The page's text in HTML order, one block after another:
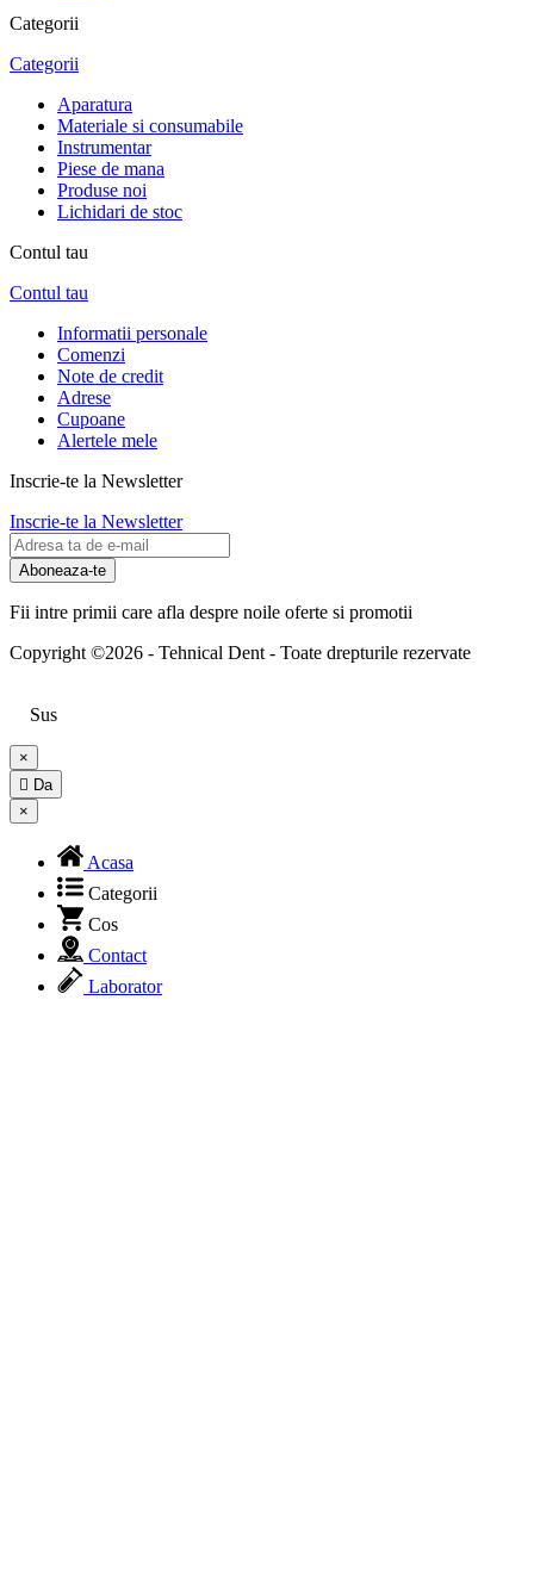
Categorii
Categorii
Aparatura
Materiale si consumabile
Instrumentar
Piese de mana
Produse noi
Lichidari de stoc
Contul tau
Contul tau
Informatii personale
Comenzi
Note de credit
Adrese
Cupoane
Alertele mele
Inscrie-te la Newsletter
Inscrie-te la Newsletter
Aboneaza-te
Fii intre primii care afla despre noile oferte si promotii
Copyright ©2026 - Tehnical Dent - Toate drepturile rezervate
Sus
×
 Da
×
Acasa
Categorii
Cos
Contact
Laborator